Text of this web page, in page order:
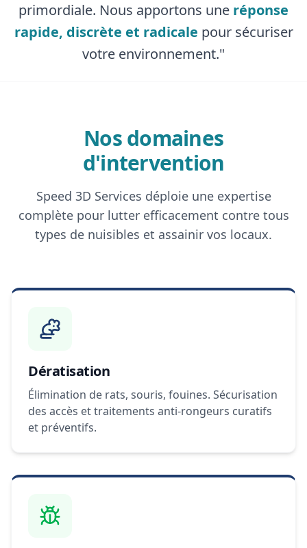
primordiale. Nous apportons une réponse
rapide, discrète et radicale pour sécuriser
votre environnement."
Nos domaines
d'intervention
Speed 3D Services déploie une expertise
complète pour lutter efficacement contre tous
types de nuisibles et assainir vos locaux.
Dératisation
Élimination de rats, souris, fouines. Sécurisation
des accès et traitements anti-rongeurs curatifs
et préventifs.